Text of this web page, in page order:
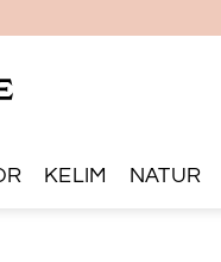
KELIM NATUR